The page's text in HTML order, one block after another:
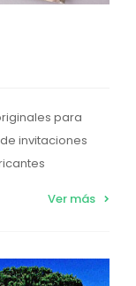
para
invitaciones
Ver más